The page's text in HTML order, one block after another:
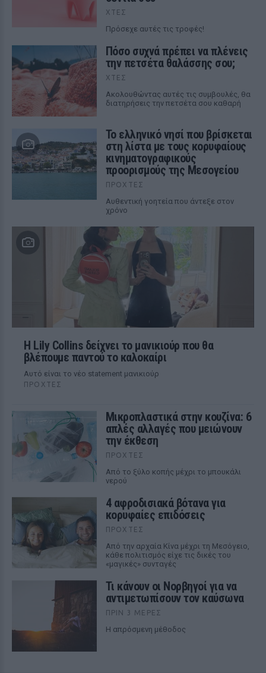
ΧΤΕΣ
Πρόσεχε αυτές τις τροφές!
Πόσο συχνά πρέπει να πλένεις
την πετσέτα θαλάσσης σου;
ΧΤΕΣ
Ακολουθώντας αυτές τις συμβουλές, θα
διατηρήσεις την πετσέτα σου καθαρή
Το ελληνικό νησί που βρίσκεται
στη λίστα με τους κορυφαίους
κινηματογραφικούς
προορισμούς της Μεσογείου
ΠΡΟΧΤΈΣ
Αυθεντική γοητεία που άντεξε στον
χρόνο
Η Lily Collins δείχνει το μανικιούρ που θα
βλέπουμε παντού το καλοκαίρι
Αυτό είναι το νέο statement μανικιούρ
ΠΡΟΧΤΈΣ
Μικροπλαστικά στην κουζίνα: 6
απλές αλλαγές που μειώνουν
την έκθεση
ΠΡΟΧΤΈΣ
Από το ξύλο κοπής μέχρι το μπουκάλι
νερού
4 αφροδισιακά βότανα για
κορυφαίες επιδόσεις
ΠΡΟΧΤΈΣ
Από την αρχαία Κίνα μέχρι τη Μεσόγειο,
κάθε πολιτισμός είχε τις δικές του
«μαγικές» συνταγές
Τι κάνουν οι Νορβηγοί για να
αντιμετωπίσουν τον καύσωνα
ΠΡΙΝ 3 ΜΈΡΕΣ
Η απρόσμενη μέθοδος